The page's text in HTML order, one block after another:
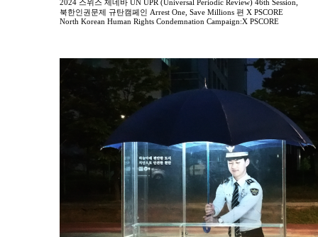
2024 스위스 제네바 UN UPR (Universal Periodic Review) 46th Session,
북한인권문제 규탄캠페인 Arrest One, Save Millions 편 X PSCORE
North Korean Human Rights Condemnation Campaign:X PSCORE